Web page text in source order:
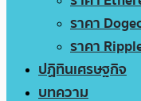
ราคา
ราคา
ปฏิทินเศรษฐกิจ
บทความ